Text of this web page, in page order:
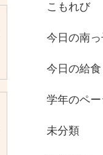
こもれび
今日の南っ
今日の給食
学年のペー
未分類